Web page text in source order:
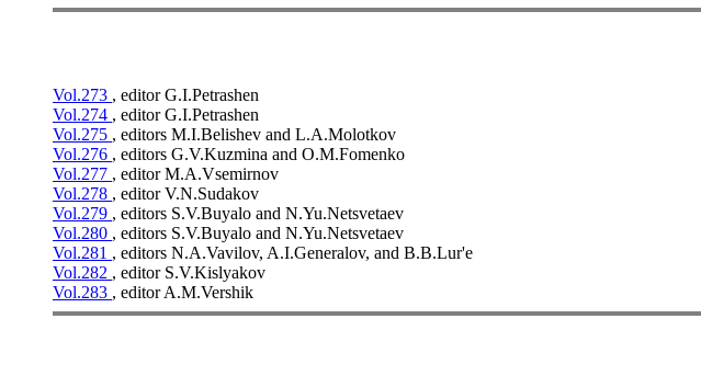
Vol.273 , editor G.I.Petrashen
Vol.274 , editor G.I.Petrashen
Vol.275 , editors M.I.Belishev and L.A.Molotkov
Vol.276 , editors G.V.Kuzmina and O.M.Fomenko
Vol.277 , editor M.A.Vsemirnov
Vol.278 , editor V.N.Sudakov
Vol.279 , editors S.V.Buyalo and N.Yu.Netsvetaev
Vol.280 , editors S.V.Buyalo and N.Yu.Netsvetaev
Vol.281 , editors N.A.Vavilov, A.I.Generalov, and B.B.Lur'e
Vol.282 , editor S.V.Kislyakov
Vol.283 , editor A.M.Vershik